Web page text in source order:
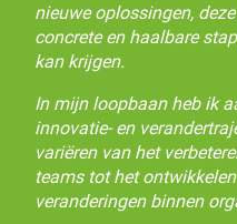
nieuwe oplossingen,
concrete en haalbare
kan krijgen.
In mijn loopbaan heb ik
innovatie- en
variëren van het
teams tot het
veranderingen binnen